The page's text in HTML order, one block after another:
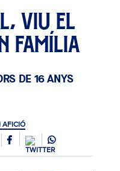
viu el
família
DE 16 ANYS
AFICIÓ